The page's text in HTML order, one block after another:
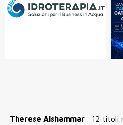
Therese Alshammar : 12 titoli